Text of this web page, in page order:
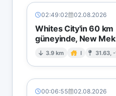
02:49:02 02.08.2026
Whites City'in 60 km
güneyinde, New
3.9 km I 31.63,
00:06:55 02.08.2026